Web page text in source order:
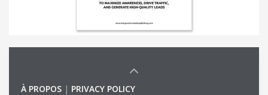
À PROPOS | PRIVACY POLICY